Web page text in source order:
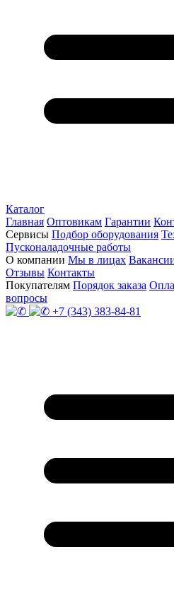
Каталог
Главная Оптовикам Гарантии
Сервисы Подбор оборудования
Пусконаладочные работы
О компании Мы в лицах
Отзывы Контакты
Покупателям Порядок заказа
вопросы
+7 (343) 383-84-81